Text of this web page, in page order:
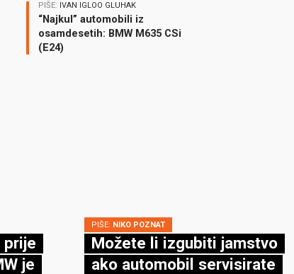
PIŠE: IVAN IGLOO GLUHAK
“Najkul” automobili iz
osamdesetih: BMW M635 CSi
(E24)
prije
je
PIŠE: NIKO POZNAT
Možete li izgubiti jamstvo
ako automobil servisirate